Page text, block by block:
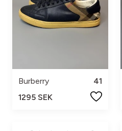
Burberry
41
1295 SEK